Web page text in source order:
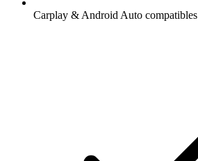
Carplay & Android Auto compatibles